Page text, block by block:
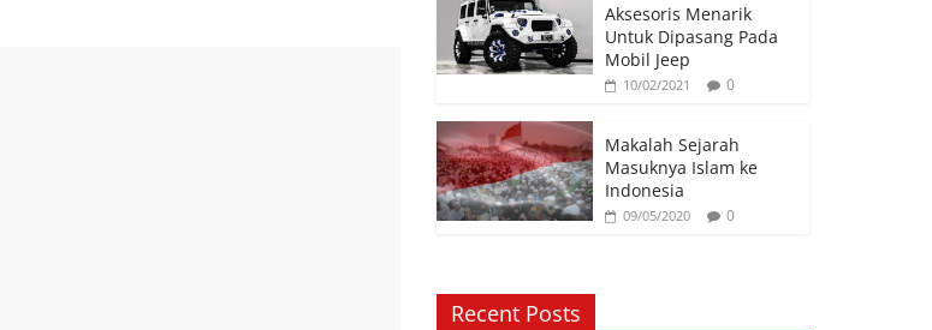
Aksesoris Menarik
Untuk Dipasang Pada
Mobil Jeep
10/02/2021 0
Makalah Sejarah
Masuknya Islam ke
Indonesia
09/05/2020 0
Recent Posts